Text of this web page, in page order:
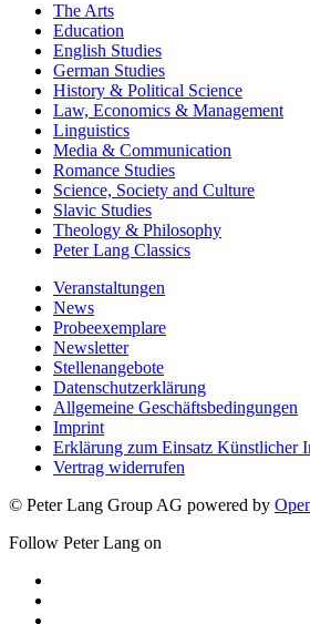
The Arts
Education
English Studies
German Studies
History & Political Science
Law, Economics & Management
Linguistics
Media & Communication
Romance Studies
Science, Society and Culture
Slavic Studies
Theology & Philosophy
Peter Lang Classics
Veranstaltungen
News
Probeexemplare
Newsletter
Stellenangebote
Datenschutzerklärung
Allgemeine Geschäftsbedingungen
Imprint
Erklärung zum Einsatz Künstlicher
Vertrag widerrufen
© Peter Lang Group AG powered by
Follow Peter Lang on